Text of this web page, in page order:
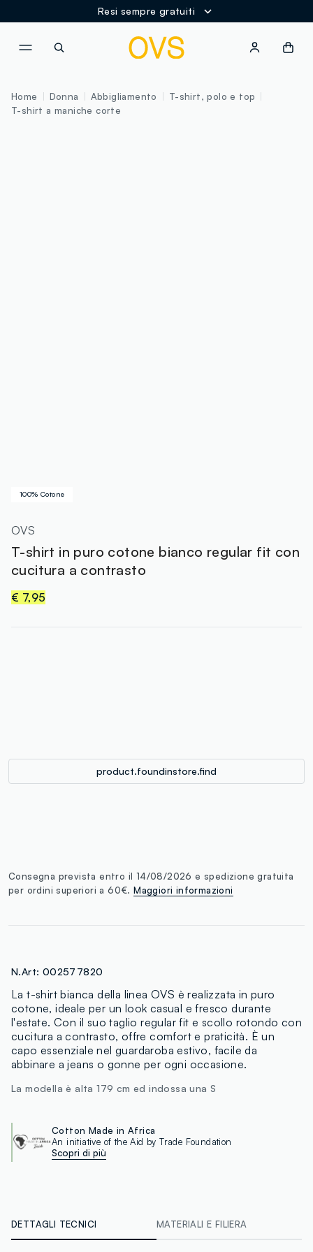
Resi sempre gratuiti
100% Cotone
Home Donna Abbigliamento
T-shirt, polo e top
T-shirt a maniche corte
OVS
T-shirt in puro cotone bianco regular fit con
cucitura a contrasto
€ 7,95
product.foundinstore.find
Consegna prevista entro il 14/08/2026 e spedizione gratuita
per ordini superiori a 60€.Maggiori informazioni
N.Art: 002577820
La t-shirt bianca della linea OVS è realizzata in puro
cotone, ideale per un look casual e fresco durante
l'estate. Con il suo taglio regular fit e scollo rotondo con
cucitura a contrasto, offre comfort e praticità. È un
capo essenziale nel guardaroba estivo, facile da
abbinare a jeans o gonne per ogni occasione.
La modella è alta 179 cm ed indossa una S
Cotton Made in Africa
An initiative of the Aid by Trade Foundation
Scopri di più
DETTAGLI TECNICI MATERIALI E FILIERA